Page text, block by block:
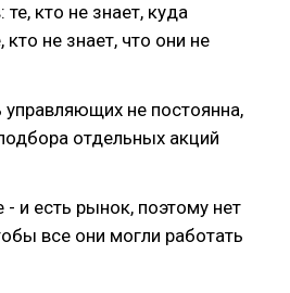
кто не знает, куда
не знает, что они не
не постоянна,
отдельных акций
и есть рынок, поэтому нет
все они могли работать